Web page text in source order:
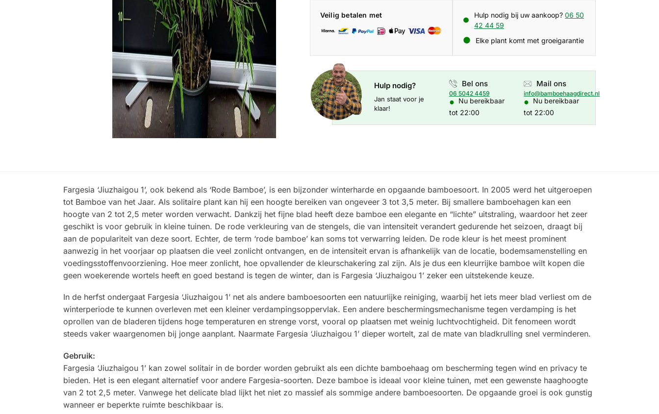
Veilig betalen met Hulp nodig bij uw aankoop?06 50
42 44 59
Elke plant komt met groeigarantie
Hulp nodig?
Jan staat voor je
klaar!
Bel ons
06 5042 4459
● Nu bereikbaar
tot 22:00
Mail ons
info@bamboehaagdirect.nl
● Nu bereikbaar
tot 22:00
Fargesia ‘Jiuzhaigou 1’, ook bekend als ‘Rode Bamboe’, is een bijzonder winterharde en opgaande bamboesoort. In 2005 werd het uitgeroepen
tot Bamboe van het Jaar. Als solitaire plant kan hij een hoogte bereiken van ongeveer 3 tot 3,5 meter. Bij smallere bamboehagen kan een
hoogte van 2 tot 2,5 meter worden verwacht. Dankzij het fijne blad heeft deze bamboe een elegante en “lichte” uitstraling, waardoor het zeer
geschikt is voor gebruik in kleine tuinen. De rode verkleuring van de stengels, die van intensiteit verandert gedurende het seizoen, draagt bij
aan de populariteit van deze soort. Echter, de term ‘rode bamboe’ kan soms tot verwarring leiden. De rode kleur is het meest prominent
aanwezig in het voorjaar op plaatsen die veel zonlicht ontvangen, en de intensiteit ervan is afhankelijk van de locatie, bodemsamenstelling en
voedingsstoffenvoorziening. Hoe meer zonlicht, hoe opvallender de kleurschakering zal zijn. Als je dus een kleurrijke bamboe wilt kopen die
geen woekerende wortels heeft en goed bestand is tegen de winter, dan is Fargesia ‘Jiuzhaigou 1’ zeker een uitstekende keuze.
In de herfst ondergaat Fargesia ‘Jiuzhaigou 1’ net als andere bamboesoorten een natuurlijke reiniging, waarbij het iets meer blad verliest om de
winterperiode te kunnen overleven met een kleiner verdampingsoppervlak. Een andere beschermingsmechanisme tegen verdamping is het
oprollen van de bladeren tijdens hoge temperaturen en strenge vorst, vooral op plaatsen met weinig luchtvochtigheid. Dit fenomeen wordt
steeds vaker waargenomen bij jonge aanplant. Naarmate Fargesia ‘Jiuzhaigou 1’ dieper wortelt, zal de mate van bladkrulling snel verminderen.
Gebruik:
Fargesia ‘Jiuzhaigou 1’ kan zowel solitair in de border worden gebruikt als een dichte bamboehaag om bescherming tegen wind en privacy te
bieden. Het is een elegant alternatief voor andere Fargesia-soorten. Deze bamboe is ideaal voor kleine tuinen, met een gewenste haaghoogte
van 2 tot 2,5 meter. Vanwege het delicate blad lijkt het niet zo massief als sommige andere bamboesoorten. De opgaande groei is ook gunstig
wanneer er beperkte ruimte beschikbaar is.